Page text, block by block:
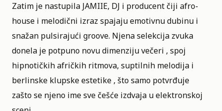
Zatim je nastupila JAMIIE, DJ i producent čiji afro-
house i melodični izraz spajaju emotivnu dubinu i
snažan pulsirajući groove. Njena selekcija zvuka
donela je potpuno novu dimenziju večeri , spoj
hipnotičkih afričkih ritmova, suptilnih melodija i
berlinske klupske estetike , što samo potvrđuje
zašto se njeno ime sve češće izdvaja u elektronskoj